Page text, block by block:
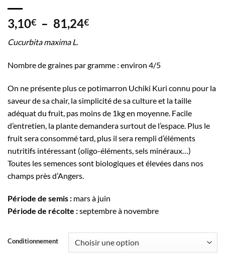
3,10€ – 81,24€Plage
à
81,24€
Cucurbita maxima L.
Nombre de graines par gramme : environ 4/5
On ne présente plus ce potimarron Uchiki Kuri connu pour la
saveur de sa chair, la simplicité de sa culture et la taille
adéquat du fruit, pas moins de 1kg en moyenne. Facile
d’entretien, la plante demandera surtout de l’espace. Plus le
fruit sera consommé tard, plus il sera rempli d’éléments
nutritifs intéressant (oligo-éléments, sels minéraux…)
Toutes les semences sont biologiques et élevées dans nos
champs près d’Angers.
Période de semis : mars à juin
Période de récolte :septembre à novembre
Conditionnement